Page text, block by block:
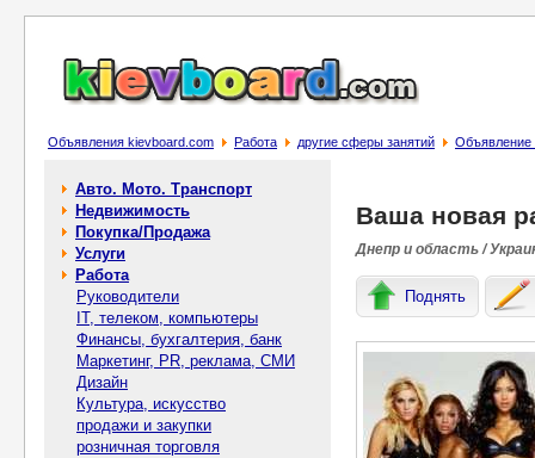
Объявления kievboard.com Работа другие сферы занятий Объявление
Авто. Мото. Транспорт
Недвижимость
Покупка/Продажа
Услуги
Работа
Руководители
IT, телеком, компьютеры
Финансы, бухгалтерия, банк
Маркетинг, PR, реклама, СМИ
Дизайн
Культура, искусство
продажи и закупки
розничная торговля
Ваша новая
Днепр и область /
Поднять